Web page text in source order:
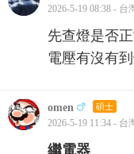
2026-5-19 08:38 - 台
先查燈是否
電壓有沒有
omen 碩士
2026-5-19 11:34 - 台
繼電器